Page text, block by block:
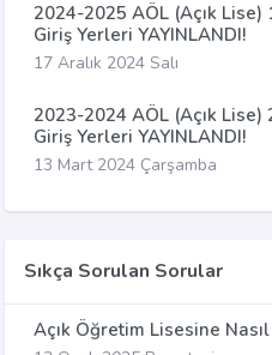
2024-2025 AÖL (Açık Lise)
Giriş Yerleri YAYINLANDI!
17 Aralık 2024 Salı
2023-2024 AÖL (Açık Lise)
Giriş Yerleri YAYINLANDI!
13 Mart 2024 Çarşamba
Sıkça Sorulan Sorular
Açık Öğretim Lisesine Nasıl